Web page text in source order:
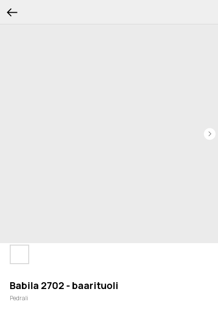
Babila 2702 - baarituoli
Pedrali